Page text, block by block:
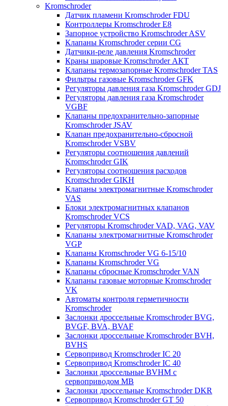
Kromschroder
Датчик пламени Kromschroder FDU
Контроллеры Kromschroder E8
Запорное устройство Kromschroder ASV
Клапаны Kromschroder серии CG
Датчики-реле давления Kromschroder
Краны шаровые Kromschroder АКТ
Клапаны термозапорные Kromschroder TAS
Фильтры газовые Kromschroder GFK
Регуляторы давления газа Kromschroder GDJ
Регуляторы давления газа Kromschroder
VGBF
Клапаны предохранительно-запорные
Kromschroder JSAV
Клапан предохранительно-сбросной
Kromschroder VSBV
Регуляторы соотношения давлений
Kromschroder GIK
Регуляторы соотношения расходов
Kromschroder GIKH
Клапаны электромагнитные Kromschroder
VAS
Блоки электромагнитных клапанов
Kromschroder VCS
Регуляторы Kromschroder VAD, VAG, VAV
Клапаны электромагнитные Kromschroder
VGP
Клапаны Kromschroder VG 6-15/10
Клапаны Kromschroder VG
Клапаны сбросные Kromschroder VAN
Клапаны газовые моторные Kromschroder
VK
Автоматы контроля герметичности
Kromschroder
Заслонки дроссельные Kromschroder BVG,
BVGF, BVA, BVAF
Заслонки дроссельные Kromschroder BVH,
BVHS
Сервопривод Kromschroder IC 20
Сервопривод Kromschroder IC 40
Заслонки дроссельные BVHM с
сервоприводом МВ
Заслонки дроссельные Kromschroder DKR
Cервопривод Kromschroder GT 50